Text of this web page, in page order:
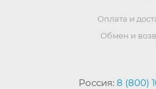
Оплата и
Обмен и
Россия: 8 (800)